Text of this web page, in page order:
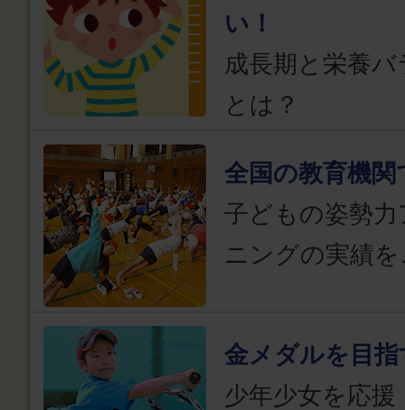
い！
成長期と栄養
とは？
全国の教育機関
子どもの姿勢
ニングの実績
金メダルを目指
少年少女を応